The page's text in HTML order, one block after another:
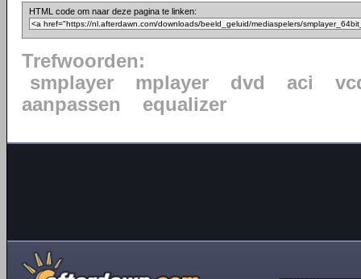
HTML code om naar deze pagina te linken:
Trefwoorden:
smplayer
mplayer dvd aci
aanpassen
equalizer